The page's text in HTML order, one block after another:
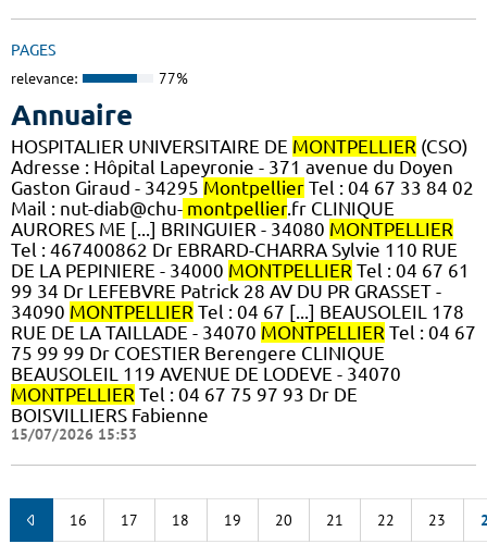
PAGES
relevance: 77%
Annuaire
HOSPITALIER UNIVERSITAIRE DE MONTPELLIER (CSO)
Adresse : Hôpital Lapeyronie - 371 avenue du Doyen
Gaston Giraud - 34295 Montpellier Tel : 04 67 33 84 02
Mail : nut-diab@chu- montpellier.fr CLINIQUE
AURORES ME [...] BRINGUIER - 34080 MONTPELLIER
Tel : 467400862 Dr EBRARD-CHARRA Sylvie 110 RUE
DE LA PEPINIERE - 34000 MONTPELLIER Tel : 04 67 61
99 34 Dr LEFEBVRE Patrick 28 AV DU PR GRASSET -
34090 MONTPELLIER Tel : 04 67 [...] BEAUSOLEIL 178
RUE DE LA TAILLADE - 34070 MONTPELLIER Tel : 04 67
75 99 99 Dr COESTIER Berengere CLINIQUE
BEAUSOLEIL 119 AVENUE DE LODEVE - 34070
MONTPELLIER Tel : 04 67 75 97 93 Dr DE
BOISVILLIERS Fabienne
15/07/2026 15:53
16 17 18 19 20 21 22 23